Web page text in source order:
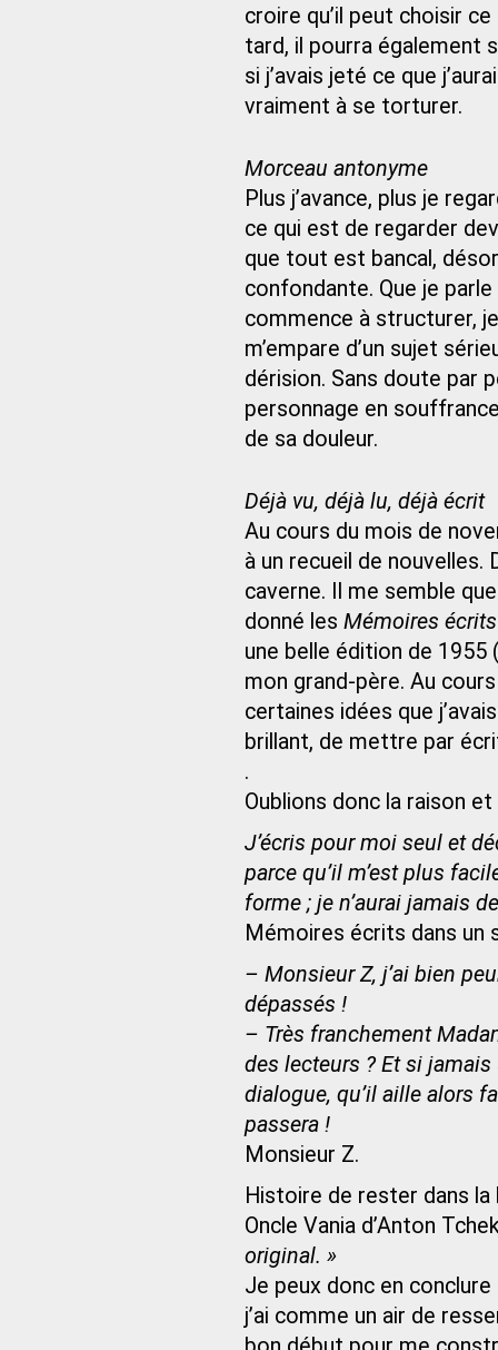
croire qu’il peut choisir
tard, il pourra également
si j’avais jeté ce que
vraiment à se torturer.
Morceau antonyme
Plus j’avance, plus je
ce qui est de regarder
que tout est bancal,
confondante. Que je
commence à structurer,
m’empare d’un sujet
dérision. Sans doute par
personnage en
de sa douleur.
Déjà vu, déjà lu, déjà écrit
Au cours du mois de
à un recueil de nouvelles.
caverne. Il me semble
donné les Mémoires
une belle édition de 1955
mon grand-père. Au
certaines idées que
brillant, de mettre par
.
Oublions donc la raison
J’écris pour moi seul et
parce qu’il m’est plus
forme ; je n’aurai jamais
Mémoires écrits dans un
– Monsieur Z, j’ai bien
dépassés !
– Très franchement
des lecteurs ? Et si
dialogue, qu’il aille alors
passera !
Monsieur Z.
Histoire de rester dans
Oncle Vania d’Anton
original. »
Je peux donc en
j’ai comme un air de